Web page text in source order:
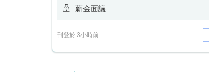
薪金面議
刊登於 3小時前